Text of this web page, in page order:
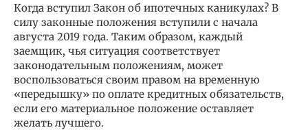
Когда вступил Закон об ипотечных каникулах? В
силу законные положения вступили с начала
августа 2019 года. Таким образом, каждый
заемщик, чья ситуация соответствует
законодательным положениям, может
воспользоваться своим правом на временную
«передышку» по оплате кредитных обязательств,
если его материальное положение оставляет
желать лучшего.